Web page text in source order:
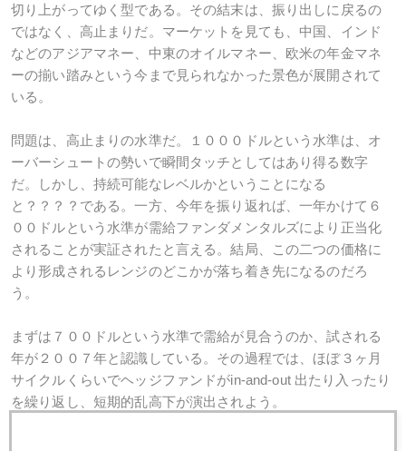
切り上がってゆく型である。その結末は、振り出しに戻るの
ではなく、高止まりだ。マーケットを見ても、中国、インド
などのアジアマネー、中東のオイルマネー、欧米の年金マネ
ーの揃い踏みという今まで見られなかった景色が展開されて
いる。
問題は、高止まりの水準だ。１０００ドルという水準は、オ
ーバーシュートの勢いで瞬間タッチとしてはあり得る数字
だ。しかし、持続可能なレベルかということになる
と？？？？である。一方、今年を振り返れば、一年かけて６
００ドルという水準が需給ファンダメンタルズにより正当化
されることが実証されたと言える。結局、この二つの価格に
より形成されるレンジのどこかが落ち着き先になるのだろ
う。
まずは７００ドルという水準で需給が見合うのか、試される
年が２００７年と認識している。その過程では、ほぼ３ヶ月
サイクルくらいでヘッジファンドがin-and-out 出たり入ったり
を繰り返し、短期的乱高下が演出されよう。